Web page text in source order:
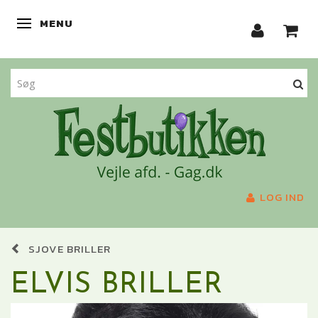
SKIFTE NAVIGATION
MENU
LOG IND
SJOVE BRILLER
ELVIS BRILLER